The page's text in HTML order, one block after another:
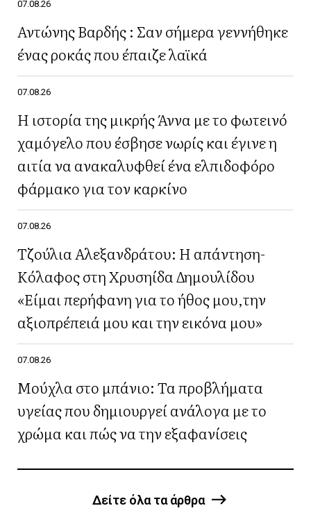
07.08.26
Αντώνης Βαρδής : Σαν σήμερα γεννήθηκε
ένας ροκάς που έπαιζε λαϊκά
07.08.26
Η ιστορία της μικρής Άννα με το φωτεινό
χαμόγελο που έσβησε νωρίς και έγινε η
αιτία να ανακαλυφθεί ένα ελπιδοφόρο
φάρμακο για τον καρκίνο
07.08.26
Τζούλια Αλεξανδράτου: Η απάντηση-
Κόλαφος στη Χρυσηίδα Δημουλίδου
«Είμαι περήφανη για το ήθος μου,την
αξιοπρέπειά μου και την εικόνα μου»
07.08.26
Μούχλα στο μπάνιο: Τα προβλήματα
υγείας που δημιουργεί ανάλογα με το
χρώμα και πώς να την εξαφανίσεις
Δείτε όλα τα άρθρα